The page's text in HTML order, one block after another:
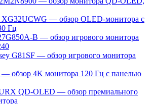
XG32UCWG — обзор OLED-монитора с
Гц
B — обзор игрового монитора
G81SF — обзор игрового монитора
обзор 4K монитора 120 Гц с панелью
QD-OLED — обзор премиального